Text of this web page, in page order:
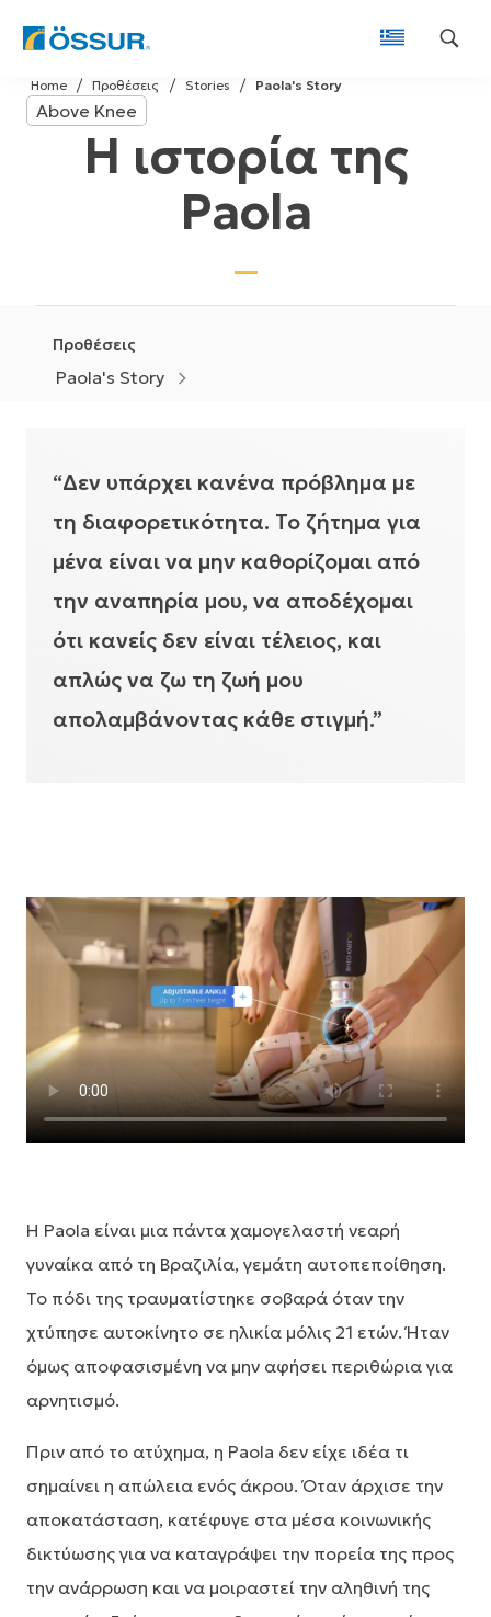
Skip
to
content
Paola's Story
Stories
Προθέσεις
Home
Above Knee
Η ιστορία της
Paola
Προθέσεις
Paola's Story
“Δεν υπάρχει κανένα πρόβλημα με
τη διαφορετικότητα. Το ζήτημα για
μένα είναι να μην καθορίζομαι από
την αναπηρία μου, να αποδέχομαι
ότι κανείς δεν είναι τέλειος, και
απλώς να ζω τη ζωή μου
απολαμβάνοντας κάθε στιγμή.”
Η Paola είναι μια πάντα χαμογελαστή νεαρή
γυναίκα από τη Βραζιλία, γεμάτη αυτοπεποίθηση.
Το πόδι της τραυματίστηκε σοβαρά όταν την
χτύπησε αυτοκίνητο σε ηλικία μόλις 21 ετών. Ήταν
όμως αποφασισμένη να μην αφήσει περιθώρια για
αρνητισμό.
Πριν από το ατύχημα, η Paola δεν είχε ιδέα τι
σημαίνει η απώλεια ενός άκρου. Όταν άρχισε την
αποκατάσταση, κατέφυγε στα μέσα κοινωνικής
δικτύωσης για να καταγράψει την πορεία της προς
την ανάρρωση και να μοιραστεί την αληθινή της